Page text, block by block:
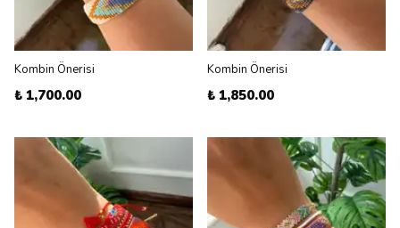
Kombin Önerisi
₺ 1,700.00
Kombin Önerisi
₺ 1,850.00